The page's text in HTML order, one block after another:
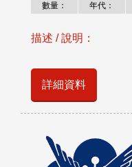
數量： 年代：
描述 / 說明：
詳細資料